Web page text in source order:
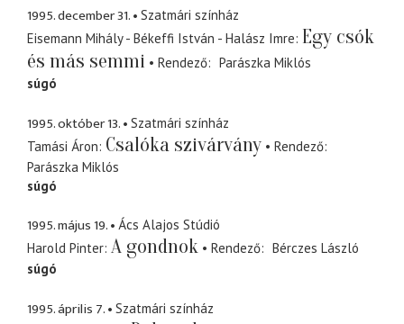
1995. december 31.
Szatmári színház
Eisemann Mihály - Békeffi István - Halász Imre Egy csók
és más semmi
Rendező
Parászka Miklós
súgó
1995. október 13.
Szatmári színház
Tamási Áron Csalóka szivárvány
Rendező
Parászka Miklós
súgó
1995. május 19.
Ács Alajos Stúdió
Harold Pinter A gondnok Rendező
Bérczes László
súgó
1995. április 7.
Szatmári színház